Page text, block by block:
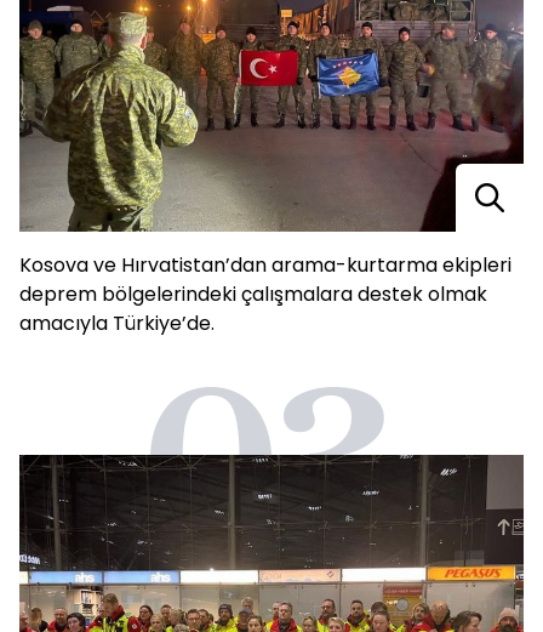
Kosova ve Hırvatistan’dan arama-kurtarma ekipleri
deprem bölgelerindeki çalışmalara destek olmak
amacıyla Türkiye’de.03